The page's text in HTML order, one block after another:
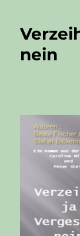
nein